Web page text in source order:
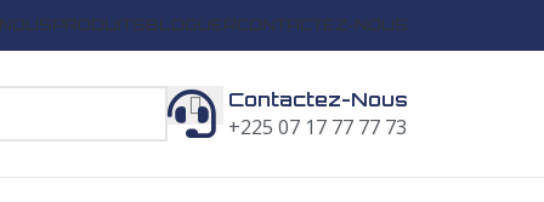
PRODUITSBLOGUERCONTACTEZ-NOUS
Contactez-Nous
+225 07 17 77 77 73